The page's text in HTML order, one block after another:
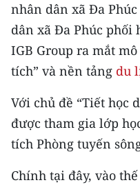
54 DÂN TỘC VIỆT NAM
CHƯƠNG TRÌNH OCOP
MỘT SẢN PHẨM
RADIO
MEDIA CENTER
E-Magazine
nhân dân xã Đa
dân xã Đa Phúc phối
IGB Group ra mắt
tích” và nền tảng du
Với chủ đề “Tiết học
được tham gia lớp
tích Phòng tuyến
Chính tại đây, vào